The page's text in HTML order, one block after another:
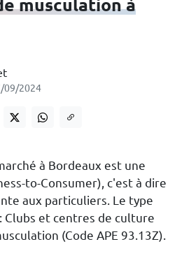
09/2024
à Bordeaux est une
to-Consumer), c'est à dire
aux particuliers. Le type
et centres de culture
(Code APE 93.13Z).